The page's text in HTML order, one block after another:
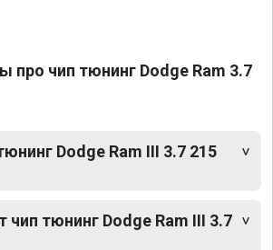
про чип тюнинг Dodge Ram 3.7
Dodge Ram III 3.7 215
чип тюнинг Dodge Ram III 3.7